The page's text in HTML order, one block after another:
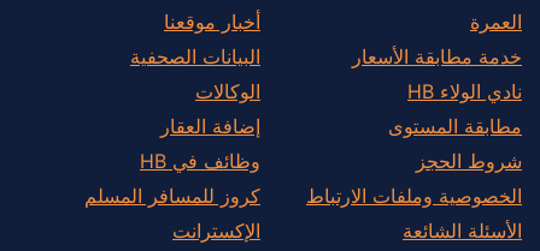
العمرة
خدمة مطابقة الأسعار
نادي الولاء HB
مطابقة المستوى
شروط الحجز
الخصوصية وملفات الارتباط
الأسئلة الشائعة
أخبار موقعنا
البيانات الصحفية
الوكالات
إضافة العقار
وظائف في HB
كروز للمسافر المسلم
الإكسترانت